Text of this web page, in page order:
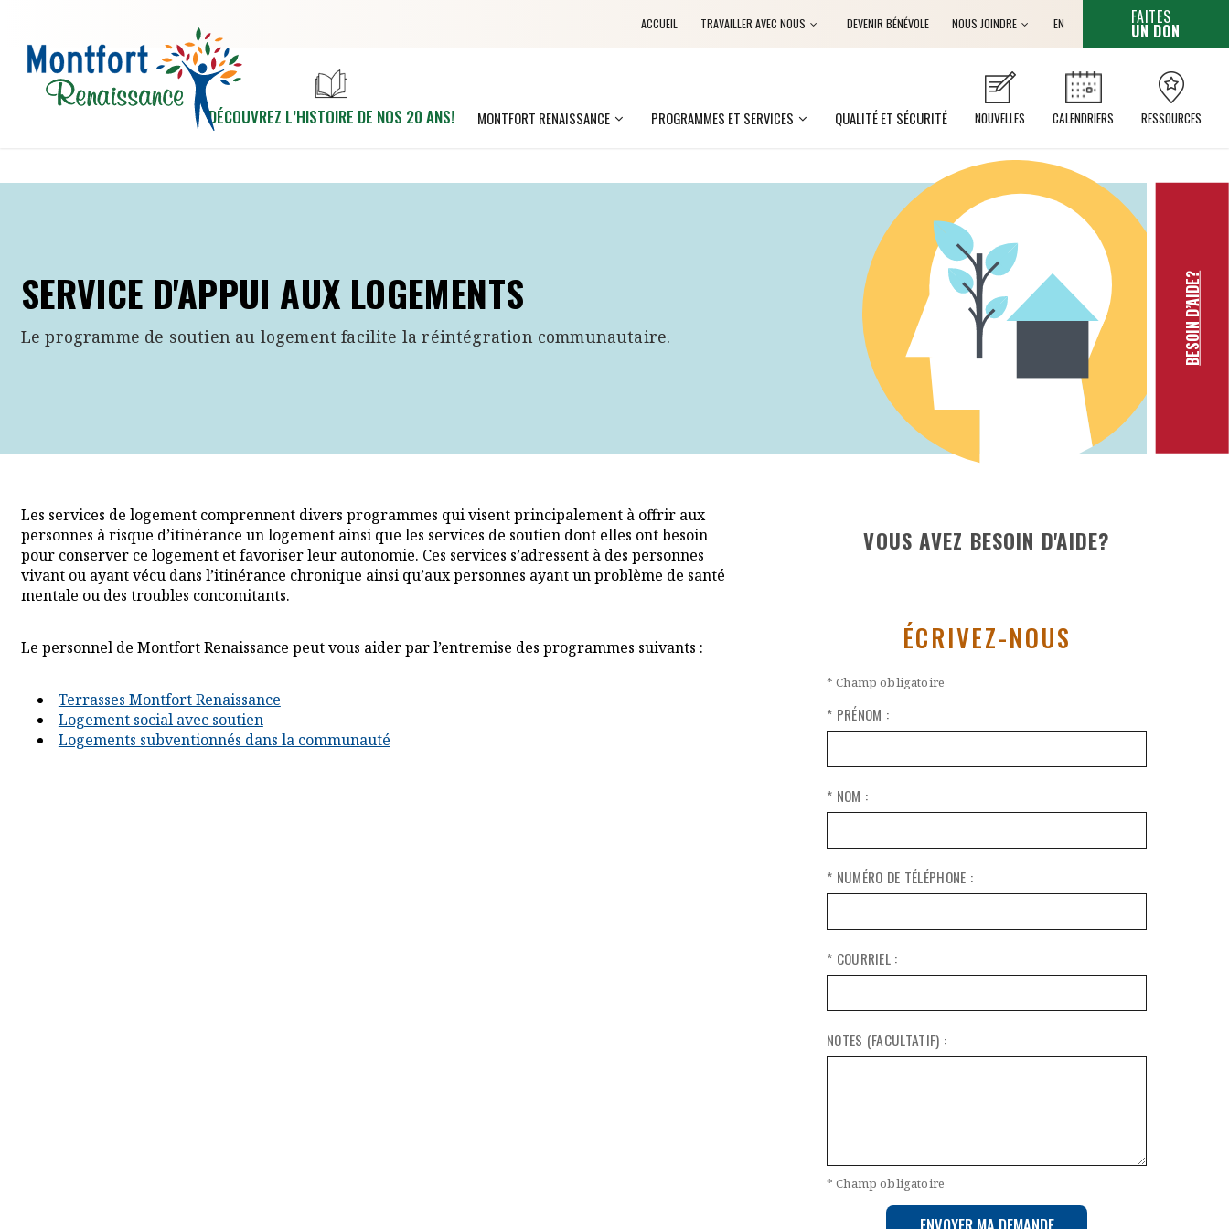
ACCUEIL TRAVAILLER AVEC NOUS DEVENIR BÉNÉVOLE NOUS JOINDRE EN CET
FAITES
UN DON
DÉCOUVREZ L’HISTOIRE DE NOS 20 ANS! MONTFORT RENAISSANCE PROGRAMMES ET SERVICES QUALITÉ ET SÉCURITÉ NOUVELLES CALENDRIERS RESSOURCES
SERVICE D'APPUI AUX LOGEMENTS
Le programme de soutien au logement facilite la réintégration communautaire. BESOIN D’AIDE?
Les services de logement comprennent divers programmes qui visent principalement à offrir aux
personnes à risque d’itinérance un logement ainsi que les services de soutien dont elles ont besoin
pour conserver ce logement et favoriser leur autonomie. Ces services s’adressent à des personnes
vivant ou ayant vécu dans l’itinérance chronique ainsi qu’aux personnes ayant un problème de santé
mentale ou des troubles concomitants.
Le personnel de Montfort Renaissance peut vous aider par l’entremise des programmes suivants :
Terrasses Montfort Renaissance
Logement social avec soutien
Logements subventionnés dans la communauté
VOUS AVEZ BESOIN D'AIDE?
ÉCRIVEZ-NOUS
* Champ obligatoire
* PRÉNOM :
* NOM :
* NUMÉRO DE TÉLÉPHONE :
* COURRIEL :
NOTES (FACULTATIF) :
* Champ obligatoire